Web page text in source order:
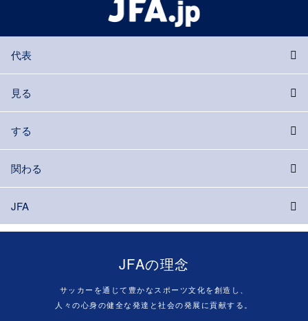
代表
見る
する
関わる
JFA
JFAの理念
サッカーを通じて豊かなスポーツ文化を創造し、
人々の心身の健全な発達と社会の発展に貢献する。